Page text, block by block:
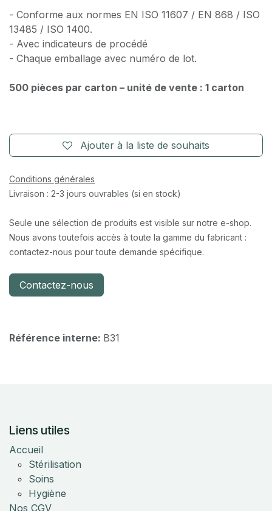
- Conforme aux normes EN ISO 11607 / EN 868 / ISO
13485 / ISO 1400.
- Avec indicateurs de procédé
- Chaque emballage avec numéro de lot.
500 pièces par carton – unité de vente : 1 carton
Ajouter à la liste de souhaits
Conditions générales
Livraison : 2-3 jours ouvrables (si en stock)
Seule une sélection de produits est visible sur notre e-shop.
Nous avons toutefois accès à toute la gamme du fabricant :
contactez-nous pour toute demande spécifique.
Contactez-nous
Référence interne: B31
Liens utiles
Accueil
Stérilisation
Soins
Hygiène
Nos CGV